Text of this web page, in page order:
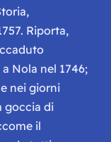
Riporta,
Nola nel 1746;
nei giorni
goccia di
il